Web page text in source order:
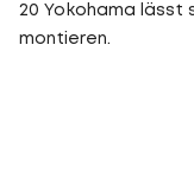
20 Yokohama lässt
montieren.